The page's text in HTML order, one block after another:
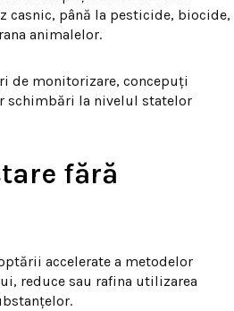
până la pesticide, biocide,
animalelor.
de monitorizare, concepuți
schimbări la nivelul statelor
fără
accelerate a metodelor
reduce sau rafina utilizarea